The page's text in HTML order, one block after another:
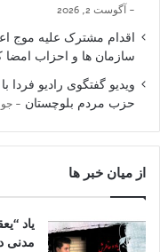
آگوست 2, 2026
اقدام مشترک علیه موج
سازمان ها و احزاب امضا
ویدیو گفتگوی رادیو
حزب مردم بلوچستان
از میان خبر ها
یاد
مدنی